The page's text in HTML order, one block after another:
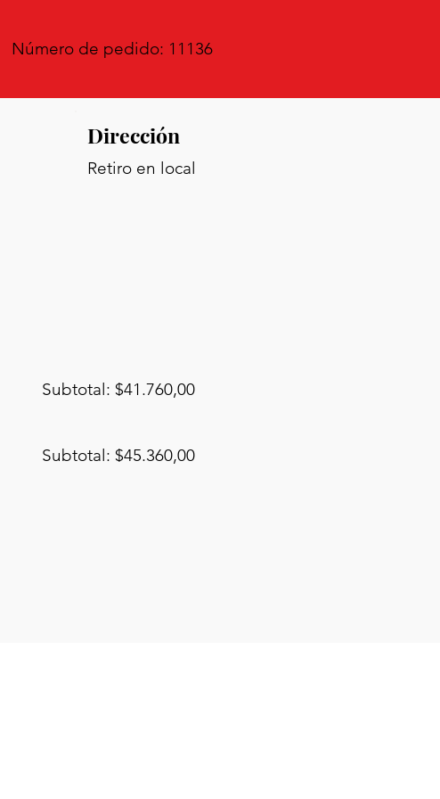
Número de pedido: 11136
Dirección
Retiro en local
Subtotal: $41.760,00
Subtotal: $45.360,00